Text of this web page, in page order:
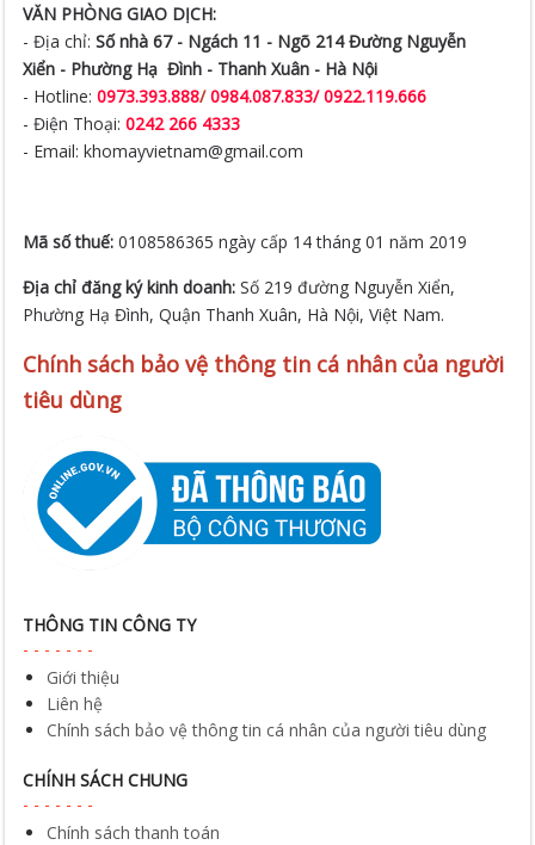
VĂN PHÒNG GIAO DỊCH:
- Địa chỉ:Số nhà 67 - Ngách 11 - Ngõ 214 Đường Nguyễn
Xiển - Phường Hạ Đình - Thanh Xuân - Hà Nội
- Hotline:0973.393.888/ 0984.087.833/ 0922.119.666
- Điện Thoại:0242 266 4333
- Email: khomayvietnam@gmail.com
Mã số thuế:0108586365 ngày cấp 14 tháng 01 năm 2019
Địa chỉ đăng ký kinh doanh:Số 219 đường Nguyễn Xiển,
Phường Hạ Đình, Quận Thanh Xuân, Hà Nội, Việt Nam.
Chính sách bảo vệ thông tin cá nhân của người
tiêu dùng
THÔNG TIN CÔNG TY
Giới thiệu
Liên hệ
Chính sách bảo vệ thông tin cá nhân của người tiêu dùng
CHÍNH SÁCH CHUNG
Chính sách thanh toán